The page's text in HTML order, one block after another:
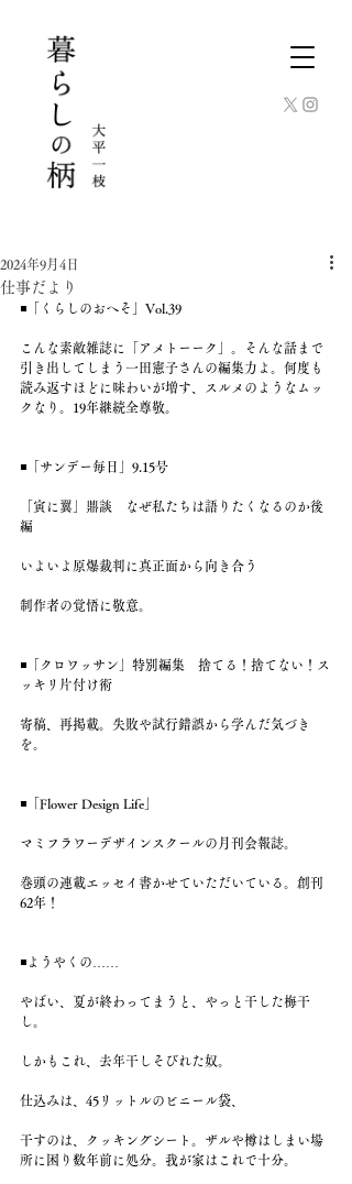
仕事だより
2024年9月4日
◾️「くらしのおへそ」Vol.39
こんな素敵雑誌に「アメトーーク」。そんな話まで
引き出してしまう一田憲子さんの編集力よ。何度も
読み返すほどに味わいが増す、スルメのようなムッ
クなり。19年継続全尊敬。
◾️「サンデー毎日」9.15号
「寅に翼」鼎談　なぜ私たちは語りたくなるのか後
編
いよいよ原爆裁判に真正面から向き合う
制作者の覚悟に敬意。
◾️「クロワッサン」特別編集　捨てる！捨てない！ス
ッキリ片付け術
寄稿、再掲載。失敗や試行錯誤から学んだ気づき
を。
◾️「Flower Design Life」
マミフラワーデザインスクールの月刊会報誌。
巻頭の連載エッセイ書かせていただいている。創刊
62年！
◾️ようやくの……
やばい、夏が終わってまうと、やっと干した梅干
し。
しかもこれ、去年干しそびれた奴。
仕込みは、45リットルのビニール袋、
干すのは、クッキングシート。ザルや樽はしまい場
所に困り数年前に処分。我が家はこれで十分。